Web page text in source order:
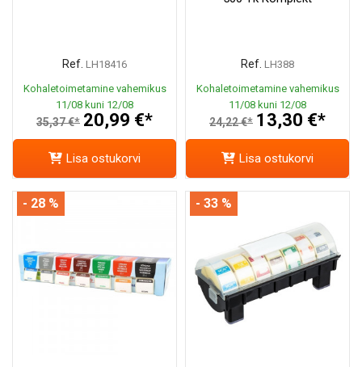
Ref. LH18416
Kohaletoimetamine vahemikus
11/08 kuni 12/08
35,37 €* 20,99 €*
Lisa ostukorvi
Ref. LH388
Kohaletoimetamine vahemikus
11/08 kuni 12/08
24,22 €* 13,30 €*
Lisa ostukorvi
- 28 % - 33 %